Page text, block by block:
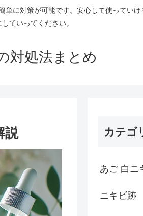
に対策が可能です。安心して使ってい
ていってください。
対処法まとめ
説 カテゴ
あご 白ニ
ニキビ跡